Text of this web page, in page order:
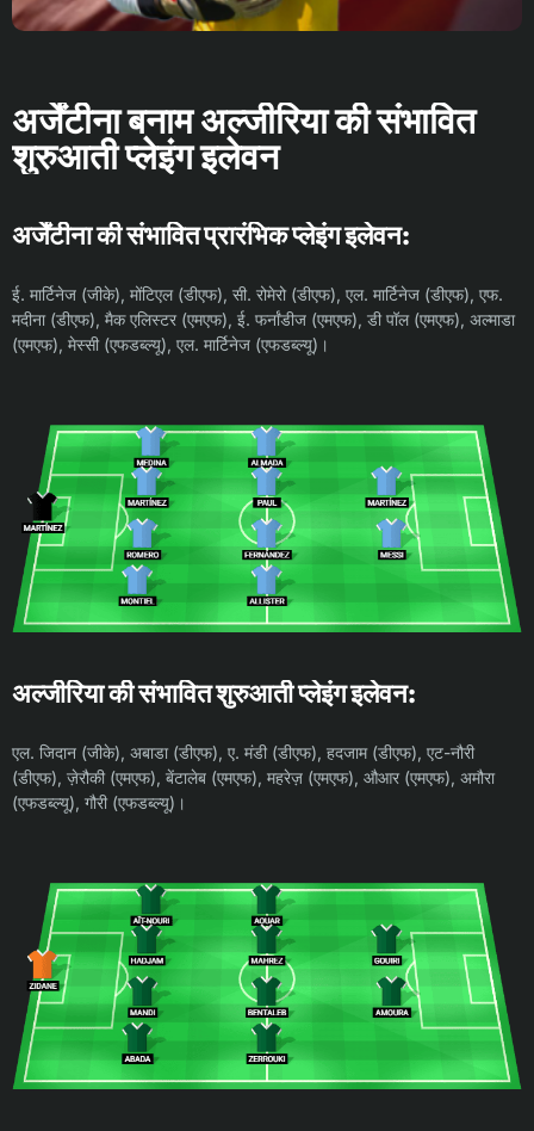
अर्जेंटीना बनाम अल्जीरिया की संभावित
शुरुआती प्लेइंग इलेवन
अर्जेंटीना की संभावित प्रारंभिक प्लेइंग इलेवन:
ई. मार्टिनेज (जीके), मोंटिएल (डीएफ), सी. रोमेरो (डीएफ), एल. मार्टिनेज (डीएफ), एफ.
मदीना (डीएफ), मैक एलिस्टर (एमएफ), ई. फर्नांडीज (एमएफ), डी पॉल (एमएफ), अल्माडा
(एमएफ), मेस्सी (एफडब्ल्यू), एल. मार्टिनेज (एफडब्ल्यू)।
अल्जीरिया की संभावित शुरुआती प्लेइंग इलेवन:
एल. जिदान (जीके), अबाडा (डीएफ), ए. मंडी (डीएफ), हदजाम (डीएफ), एट-नौरी
(डीएफ), ज़ेरौकी (एमएफ), बेंटालेब (एमएफ), महरेज़ (एमएफ), औआर (एमएफ), अमौरा
(एफडब्ल्यू), गौरी (एफडब्ल्यू)।